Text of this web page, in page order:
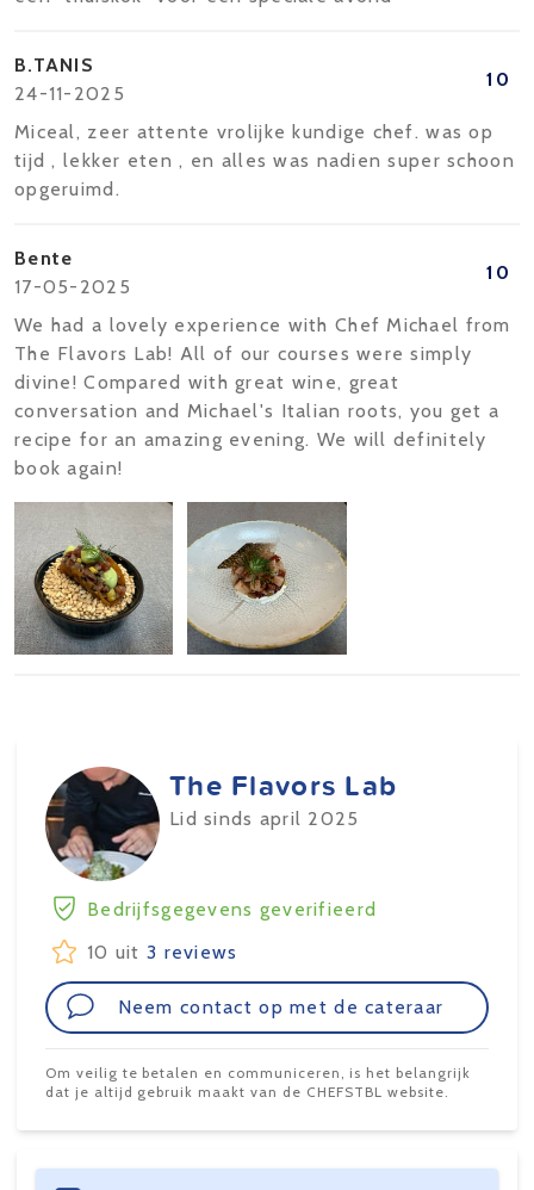
B.TANIS
24-11-2025
10
Miceal, zeer attente vrolijke kundige chef. was op
tijd , lekker eten , en alles was nadien super schoon
opgeruimd.
Bente
17-05-2025
10
We had a lovely experience with Chef Michael from
The Flavors Lab! All of our courses were simply
divine! Compared with great wine, great
conversation and Michael's Italian roots, you get a
recipe for an amazing evening. We will definitely
book again!
The Flavors Lab
Lid sinds april 2025
Bedrijfsgegevens geverifieerd
10 uit 3 reviews
Neem contact op met de cateraar
Om veilig te betalen en communiceren, is het belangrijk
dat je altijd gebruik maakt van de CHEFSTBL website.